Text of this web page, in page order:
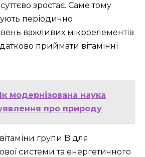
зростає. Саме тому
періодично
важливих мікроелементів
приймати вітамінні
модернізована наука
про природу
групи B для
системи та енергетичного